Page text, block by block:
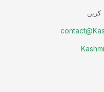
کریں